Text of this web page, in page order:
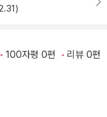
100자평 0편 리뷰 0편